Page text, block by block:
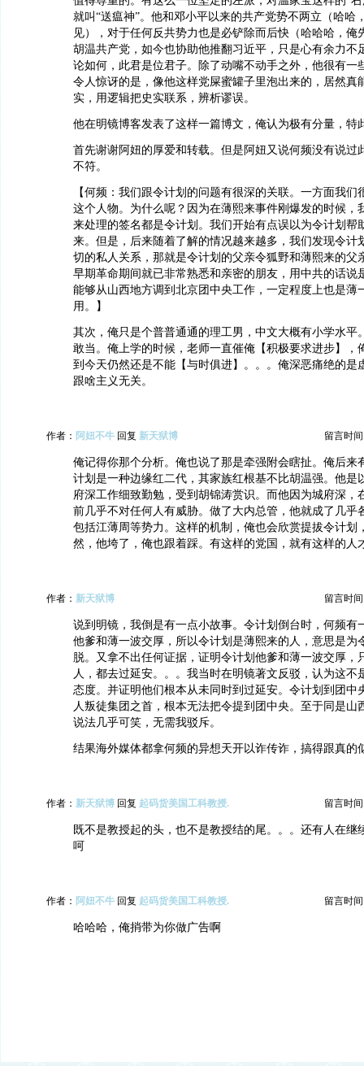
就叫“送瘟神”。他和邓小平以来的共产党势不两立（哈哈
见），对于任何反共势力也是必铲除而后快（哈哈哈，俺
胡温共产党，如今也协助他推翻习近平，只是心有余力不
论如何，此君是位君子。除了动嘴不动手之外，他很有一
令人惊讶的是，像他这样党屎蜜罐子里泡出来的，居然真
实，用逻辑把史实联系，辨析谬误。
他在明镜博客发表了这样一篇博文，俺认为极有分量，特
首先谢谢阿妞的厚爱和转载。但是阿妞又说何频没有说过
不符。
【何频：我们跟令计划的问题有很深的关联。一方面我们
这个人物。为什么呢？因为在薄熙来事件刚爆发的时候，
来处理的签名都是令计划。我们开始有点误以为令计划帮
来。但是，后来随着了解的情况越来越多，我们发现令计
切的私人关系，那就是令计划的父亲令狐野和薄熙来的父
早期革命期间就已非常熟悉和亲密的朋友，用中共的话说
能够从山西地方调到北京团中央工作，一定程度上也是薄
用。】
其次，俺只是个普普通通的理工男，中文大概有小学水平
敢当。俺上学的时候，老师一直催俺【积极要求进步】，
到今天仍然还是不能【与时俱进】。。。俺深恶痛绝的是
跟啥主义无关。
作者： 阿妞不牛 回复 新天狱博 留言时间
俺记得你那个分析。俺也说了那是牵强附会瞎扯。俺后来
计划是一种边缘红二代，其家族红根基不比胡温强。他是
府深工作细致勤勉，受到胡锦涛赏识。而他因为城府深，
前几乎不对任何人有威胁。做了大内总管，他就成了几乎
包括江薄周等势力。这样的机制，俺也会欣赏提拔令计划
然，他垮了，俺也跟着踩。有这样的党国，就有这样的人
作者： 新天狱博 留言时间
说到明镜，我倒是有一点小故事。令计划倒台时，何频有
他爹和薄一波交厚，所以令计划是薄熙来的人，意思是为
脱。又拿不出任何证据，证明令计划他爹和薄一波交厚，
人，都去过延安。。。我当时在明镜著文反驳，认为这不
态度。并证明他们根本从未同时到过延安。令计划到团中
人叛徒集团之首，根本无法把令提到团中央。至于同是山
说法几乎可笑，无需我驳斥。
结果海外媒体都拿何频的异想天开以诈传诈，搞得跟真的
作者： 新天狱博 回复 起码货美国工科教授. 留言时间
既不是教授起的头，也不是教授结的尾。。。还有人在继
呵
作者： 阿妞不牛 回复 起码货美国工科教授. 留言时间
哈哈哈，俺捎带为你做广告啊